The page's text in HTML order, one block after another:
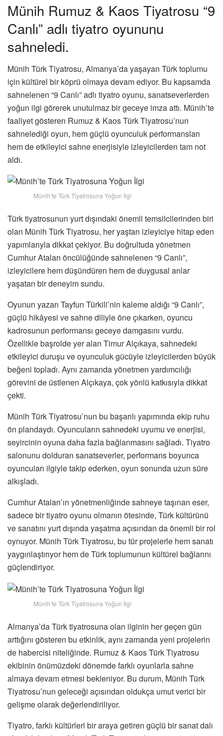
Münih Rumuz & Kaos Tiyatrosu “9
Canlı” adlı tiyatro oyununu
sahneledi.
Münih Türk Tiyatrosu, Almanya’da yaşayan Türk toplumu
için kültürel bir köprü olmaya devam ediyor. Bu kapsamda
sahnelenen “9 Canlı” adlı tiyatro oyunu, sanatseverlerden
yoğun ilgi görerek unutulmaz bir geceye imza attı. Münih’te
faaliyet gösteren Rumuz & Kaos Türk Tiyatrosu’nun
sahnelediği oyun, hem güçlü oyunculuk performansları
hem de etkileyici sahne enerjisiyle izleyicilerden tam not
aldı.
Münih’te Türk Tiyatrosuna Yoğun İlgi
Türk tiyatrosunun yurt dışındaki önemli temsilcilerinden biri
olan Münih Türk Tiyatrosu, her yaştan izleyiciye hitap eden
yapımlarıyla dikkat çekiyor. Bu doğrultuda yönetmen
Cumhur Atalan öncülüğünde sahnelenen “9 Canlı”,
izleyicilere hem düşündüren hem de duygusal anlar
yaşatan bir deneyim sundu.
Oyunun yazarı Tayfun Türkili’nin kaleme aldığı “9 Canlı”,
güçlü hikâyesi ve sahne diliyle öne çıkarken, oyuncu
kadrosunun performansı geceye damgasını vurdu.
Özellikle başrolde yer alan Timur Alçıkaya, sahnedeki
etkileyici duruşu ve oyunculuk gücüyle izleyicilerden büyük
beğeni topladı. Aynı zamanda yönetmen yardımcılığı
görevini de üstlenen Alçıkaya, çok yönlü katkısıyla dikkat
çekti.
Münih Türk Tiyatrosu’nun bu başarılı yapımında ekip ruhu
ön plandaydı. Oyuncuların sahnedeki uyumu ve enerjisi,
seyircinin oyuna daha fazla bağlanmasını sağladı. Tiyatro
salonunu dolduran sanatseverler, performans boyunca
oyuncuları ilgiyle takip ederken, oyun sonunda uzun süre
alkışladı.
Cumhur Atalan’ın yönetmenliğinde sahneye taşınan eser,
sadece bir tiyatro oyunu olmanın ötesinde, Türk kültürünü
ve sanatını yurt dışında yaşatma açısından da önemli bir rol
oynuyor. Münih Türk Tiyatrosu, bu tür projelerle hem sanatı
yaygınlaştırıyor hem de Türk toplumunun kültürel bağlarını
güçlendiriyor.
Münih’te Türk Tiyatrosuna Yoğun İlgi
Almanya’da Türk tiyatrosuna olan ilginin her geçen gün
arttığını gösteren bu etkinlik, aynı zamanda yeni projelerin
de habercisi niteliğinde. Rumuz & Kaos Türk Tiyatrosu
ekibinin önümüzdeki dönemde farklı oyunlarla sahne
almaya devam etmesi bekleniyor. Bu durum, Münih Türk
Tiyatrosu’nun geleceği açısından oldukça umut verici bir
gelişme olarak değerlendiriliyor.
Tiyatro, farklı kültürleri bir araya getiren güçlü bir sanat dalı